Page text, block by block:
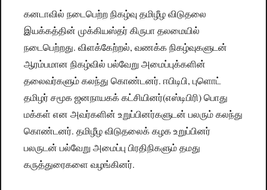
கனடாவில் நடைபெற்ற நிகழ்வு தமிழீழ விடுதலை
இயக்கத்தின் முக்கியஸ்தர் கிருபா தலமையில்
நடைபெற்றது. விளக்கேற்றல், வணக்க நிகழ்வுகளுடன்
ஆரம்பமான நிகழ்வில் பல்வேறு அமைப்புக்களின்
தலைவர்களும் கலந்து கொண்டனர். ஈபிடிபி, புளொட்
தமிழர் சமூக ஜனநாயகக் கட்சியினர்(எஸ்டிபிரி) பொது
மக்கள் என அவர்களின் உறுப்பினர்களுடன் பலரும் கலந்து
கொண்டனர். தமிழீழ விடுதலைக் கழக உறுப்பினர்
பலருடன் பல்வேறு அமைப்பு பிரதிநிகளும் தமது
கருத்துரைகளை வழங்கினர்.